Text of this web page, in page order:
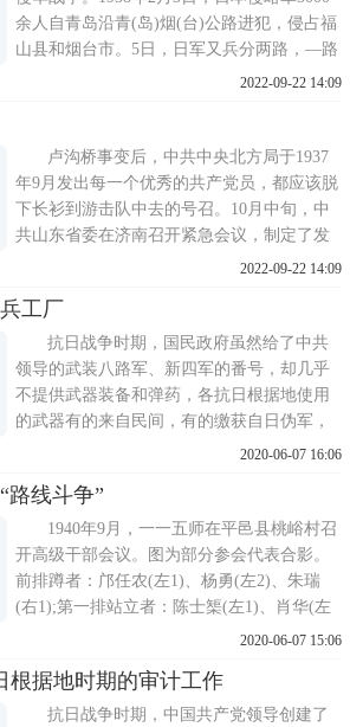
余人自青岛沿青(岛)烟(台)公路进犯，侵占福
山县和烟台市。5日，日军又兵分两路，—路
西犯蓬莱、黄县、掖县等县，—路占领了牟
势，为扩大中国共产党全面抗战路线的影
响，壮大人民抗日武装力
2022-09-22 14:09
卢沟桥事变后，中共中央北方局于1937
年9月发出每一个优秀的共产党员，都应该脱
下长衫到游击队中去的号召。10月中旬，中
共山东省委在济南召开紧急会议，制定了发
动游击战争和分区举行抗日武装起义的指
产党员回到胶东，进行抗日武装起义的发动
工作。林一山等人到胶东后，积极活动，东
到文登、威海卫、荣成，西去
2022-09-22 14:09
工厂
抗日战争时期，国民政府虽然给了中共
领导的武装八路军、新四军的番号，却几乎
不提供武器装备和弹药，各抗日根据地使用
的武器有的来自民间，有的缴获自日伪军，
简单一些的武器则来自各根据地的兵工厂。
建设了很多兵工厂，其中有的兵工厂规模还
较大。1938年12月27日，八路军山东纵队成
立。此后，胶东、 鲁中
2020-06-07 16:06
路线斗争”
1940年9月，一一五师在平邑县桃峪村召
开高级干部会议。图为部分参会代表合影。
前排蹲者：邝任农(左1)、杨勇(左2)、朱瑞
(右1);第一排站立者：陈士榘(左1)、肖华(左
3)、赵镈(左5)、李作鹏(左6)、罗荣桓(左7)梁
初(左2);第三排站立：王立人(左2)。毛泽东
对罗荣桓在山东抗日根据地的工作曾这样评
2020-06-07 15:06
根据地时期的审计工作
抗日战争时期，中国共产党领导创建了